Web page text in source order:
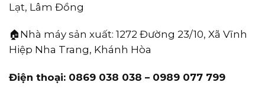
Lạt, Lâm Đồng
🏠Nhà máy sản xuất: 1272 Đường 23/10, Xã Vĩnh
Hiệp Nha Trang, Khánh Hòa
Điện thoại: 0869 038 038 – 0989 077 799